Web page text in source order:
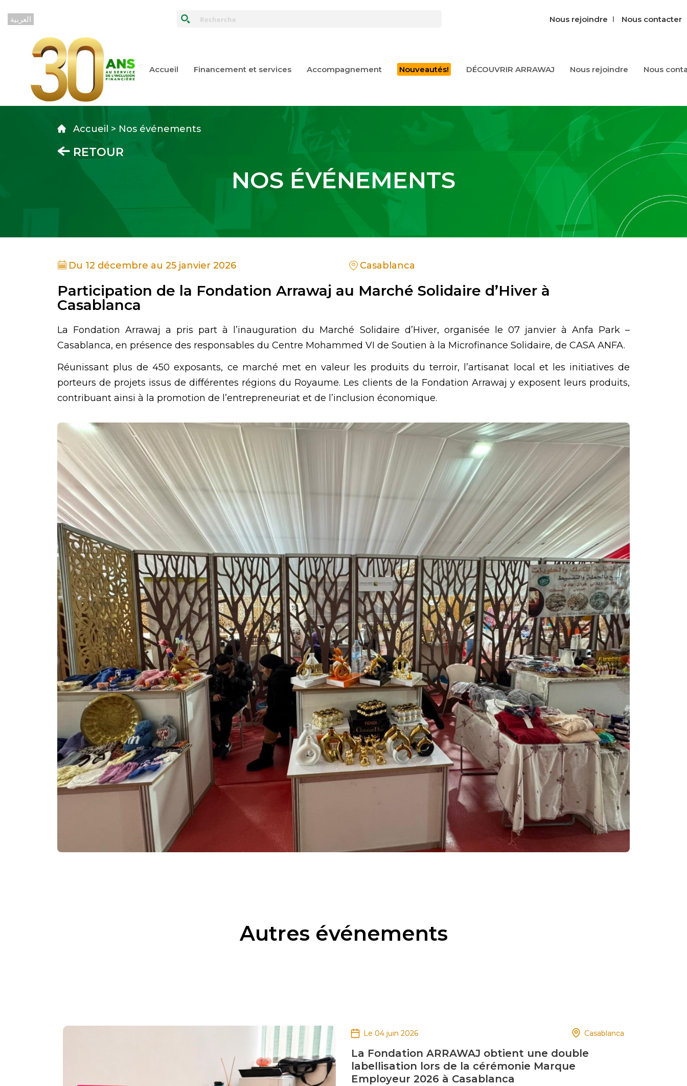
Nous rejoindre Nous contacter‎‎
Accueil Financement et services Accompagnement Nouveautés! DÉCOUVRIR ARRAWAJ Nous‎ rejoindre‎ Nous‎
Accueil > Nos événements
RETOUR
NOS ÉVÉNEMENTS
Du 12 décembre au 25 janvier 2026 Casablanca
Participation de la Fondation Arrawaj au Marché Solidaire d’Hiver à
Casablanca
La Fondation Arrawaj a pris part à l’inauguration du Marché Solidaire d’Hiver, organisée le 07 janvier à Anfa Park –
Casablanca, en présence des responsables du Centre Mohammed VI de Soutien à la Microfinance Solidaire, de CASA ANFA.
Réunissant plus de 450 exposants, ce marché met en valeur les produits du terroir, l’artisanat local et les initiatives de
porteurs de projets issus de différentes régions du Royaume. Les clients de la Fondation Arrawaj y exposent leurs produits,
contribuant ainsi à la promotion de l’entrepreneuriat et de l’inclusion économique.
Autres événements
Le 04 juin 2026 Casablanca
La Fondation ARRAWAJ obtient une double
labellisation lors de la cérémonie Marque
Employeur 2026 à Casablanca